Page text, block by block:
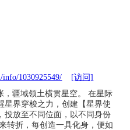
info/1030925549/
[访问]
疆域领土横贯星空。 在星际
星界穿梭之力，创建【星界使
投放至不同位面，以不同身份
转折，每创造一具化身，便如